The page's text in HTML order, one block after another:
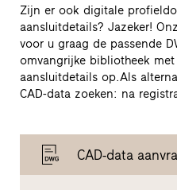
Zijn er ook digitale
aansluitdetails? Jazeker!
voor u graag de passende
omvangrijke bibliotheek
aansluitdetails op.Als
CAD-data zoeken: na
CAD-data